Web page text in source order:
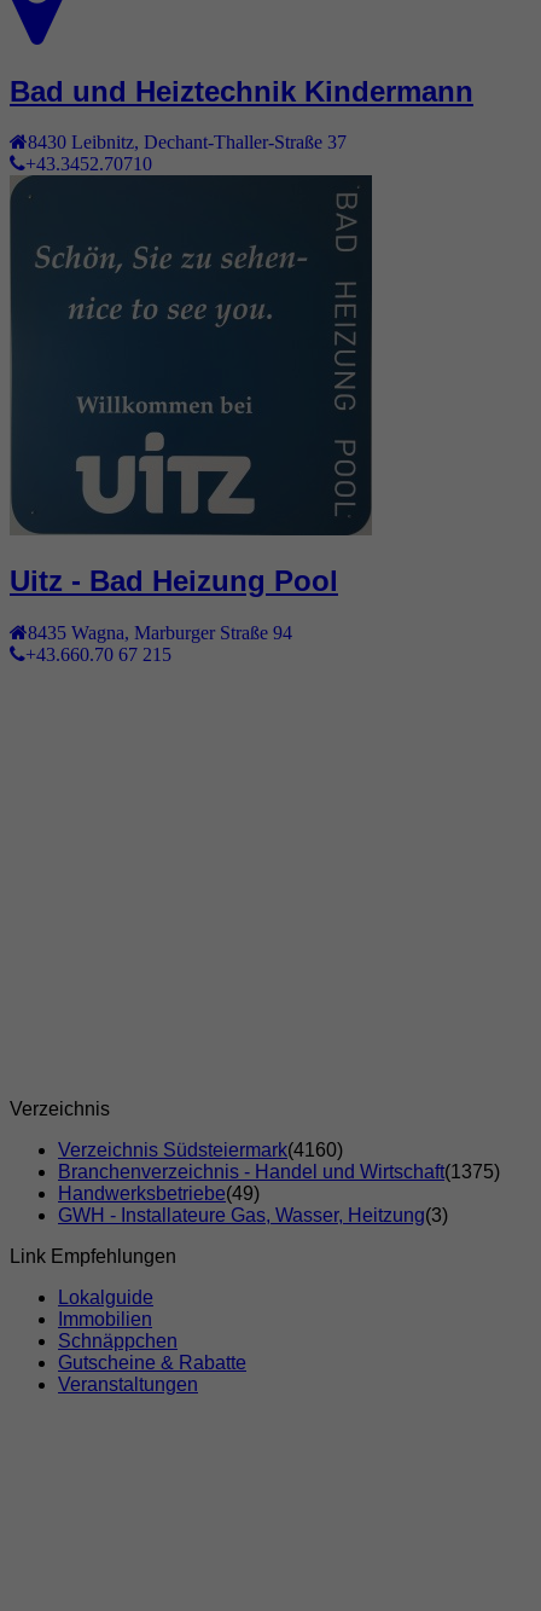
Bad und Heiztechnik Kindermann
8430 Leibnitz, Dechant-Thaller-Straße 37
+43.3452.70710
Uitz - Bad Heizung Pool
8435 Wagna, Marburger Straße 94
+43.660.70 67 215
Verzeichnis
Verzeichnis Südsteiermark(4160)
Branchenverzeichnis - Handel und Wirtschaft(1375)
Handwerksbetriebe(49)
GWH - Installateure Gas, Wasser, Heitzung(3)
Link Empfehlungen
Lokalguide
Immobilien
Schnäppchen
Gutscheine & Rabatte
Veranstaltungen